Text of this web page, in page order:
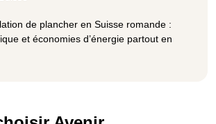
de plancher en Suisse romande :
et économies d’énergie partout en